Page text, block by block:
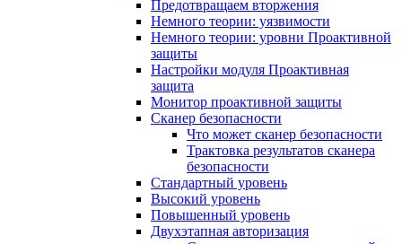
Предотвращаем вторжения
Немного теории: уязвимости
Немного теории: уровни Проактивной
защиты
Настройки модуля Проактивная
защита
Монитор проактивной защиты
Сканер безопасности
Что может сканер безопасности
Трактовка результатов сканера
безопасности
Стандартный уровень
Высокий уровень
Повышенный уровень
Двухэтапная авторизация